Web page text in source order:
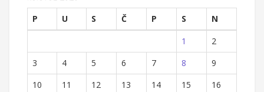
P
U S Č P S
N
1
2
3
4 5 6 7 8
9
10
11 12 13 14 15
16